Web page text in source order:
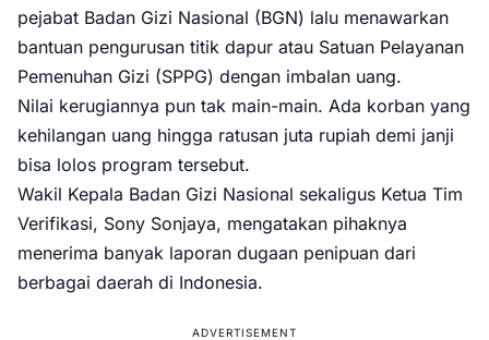
pejabat Badan Gizi Nasional (BGN) lalu menawarkan
bantuan pengurusan titik dapur atau Satuan Pelayanan
Pemenuhan Gizi (SPPG) dengan imbalan uang.
Nilai kerugiannya pun tak main-main. Ada korban yang
kehilangan uang hingga ratusan juta rupiah demi janji
bisa lolos program tersebut.
Wakil Kepala Badan Gizi Nasional sekaligus Ketua Tim
Verifikasi, Sony Sonjaya, mengatakan pihaknya
menerima banyak laporan dugaan penipuan dari
berbagai daerah di Indonesia.
ADVERTISEMENT